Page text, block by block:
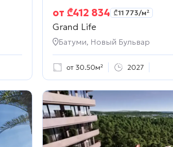
от ₾412 834 ₾11 773/м²
Grand Life
Батуми, Новый Бульвар
от 30.50м² 2027